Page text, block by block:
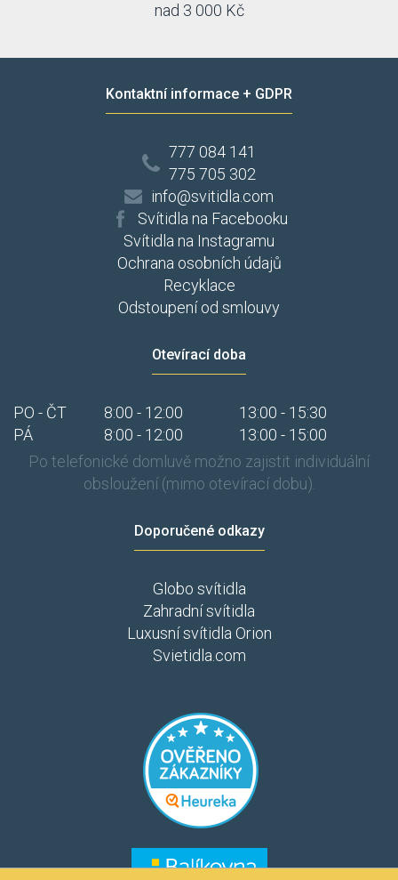
nad 3 000 Kč
Kontaktní informace + GDPR
777 084 141
775 705 302
info@svitidla.com
Svítidla na Facebooku
Svítidla na Instagramu
Ochrana osobních údajů
Recyklace
Odstoupení od smlouvy
Otevírací doba
PO - ČT 8:00 - 12:00
13:00 - 15:30
PÁ
8:00 - 12:00
13:00 - 15:00
Po telefonické domluvě možno zajistit individuální
obsloužení (mimo otevírací dobu).
Doporučené odkazy
Globo svítidla
Zahradní svítidla
Luxusní svítidla Orion
Svietidla.com